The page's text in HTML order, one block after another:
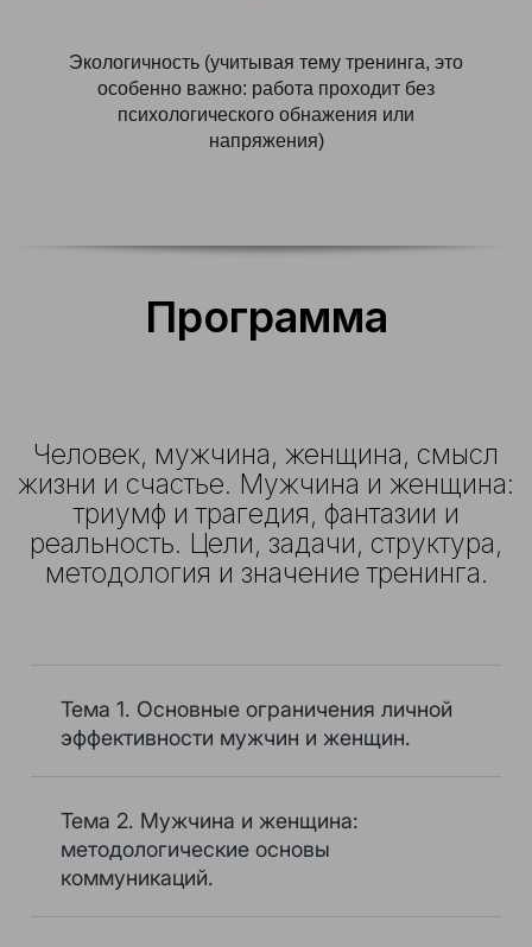
Экологичность (учитывая тему тренинга, это
особенно важно: работа проходит без
психологического обнажения или
напряжения)
Программа
Человек, мужчина, женщина, смысл
жизни и счастье. Мужчина и женщина:
триумф и трагедия, фантазии и
реальность. Цели, задачи, структура,
методология и значение тренинга.
Тема 1. Основные ограничения личной
эффективности мужчин и женщин.
Тема 2. Мужчина и женщина:
методологические основы
коммуникаций.